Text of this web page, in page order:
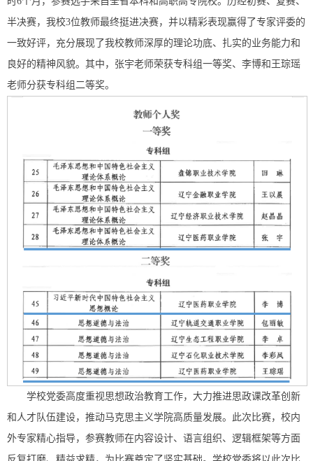
半决赛，我校3位教师最终挺进决赛，并以精彩表现赢得了专家评委的
一致好评，充分展现了我校教师深厚的理论功底、扎实的业务能力和
良好的精神风貌。其中，张宇老师荣获专科组一等奖、李博和王琮瑶
老师分获专科组二等奖。
学校党委高度重视思想政治教育工作，大力推进思政课改革创新
和人才队伍建设，推动马克思主义学院高质量发展。此次比赛，校内
外专家精心指导，参赛教师在内容设计、语言组织、逻辑框架等方面